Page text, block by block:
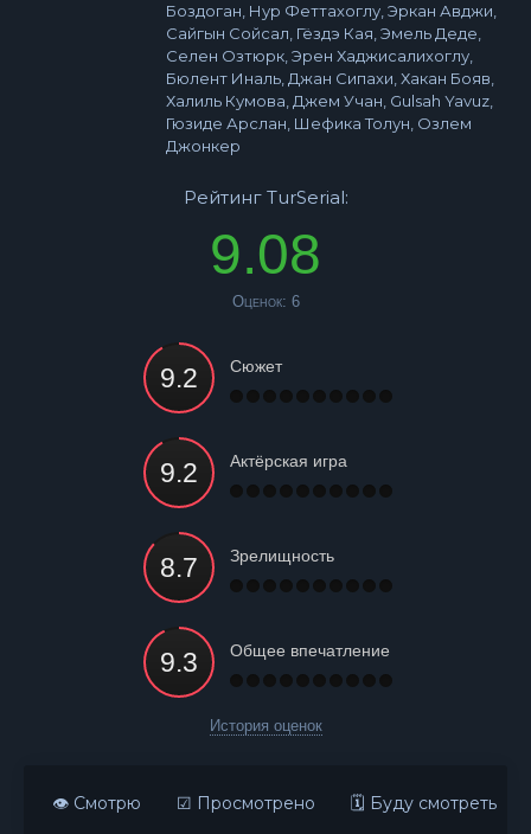
Боздоган, Нур Феттахоглу, Эркан Авджи,
Сайгын Сойсал, Гёздэ Кая, Эмель Деде,
Селен Озтюрк, Эрен Хаджисалихоглу,
Бюлент Иналь, Джан Сипахи, Хакан Бояв,
Халиль Кумова, Джем Учан, Gulsah Yavuz,
Гюзиде Арслан, Шефика Толун, Озлем
Джонкер
Рейтинг TurSerial:
9.08
Оценок: 6
Сюжет
Актёрская игра
Зрелищность
Общее впечатление
История оценок
👁 Смотрю ☑ Просмотрено 🗓 Буду смотреть